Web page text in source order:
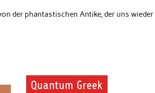
der phantastischen Antike, der uns wieder
Quantum Greek